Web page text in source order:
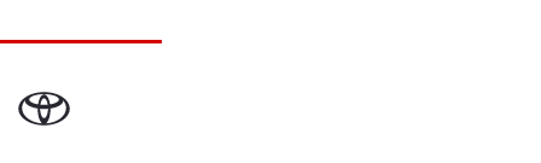
Vanaf € 39.995,-